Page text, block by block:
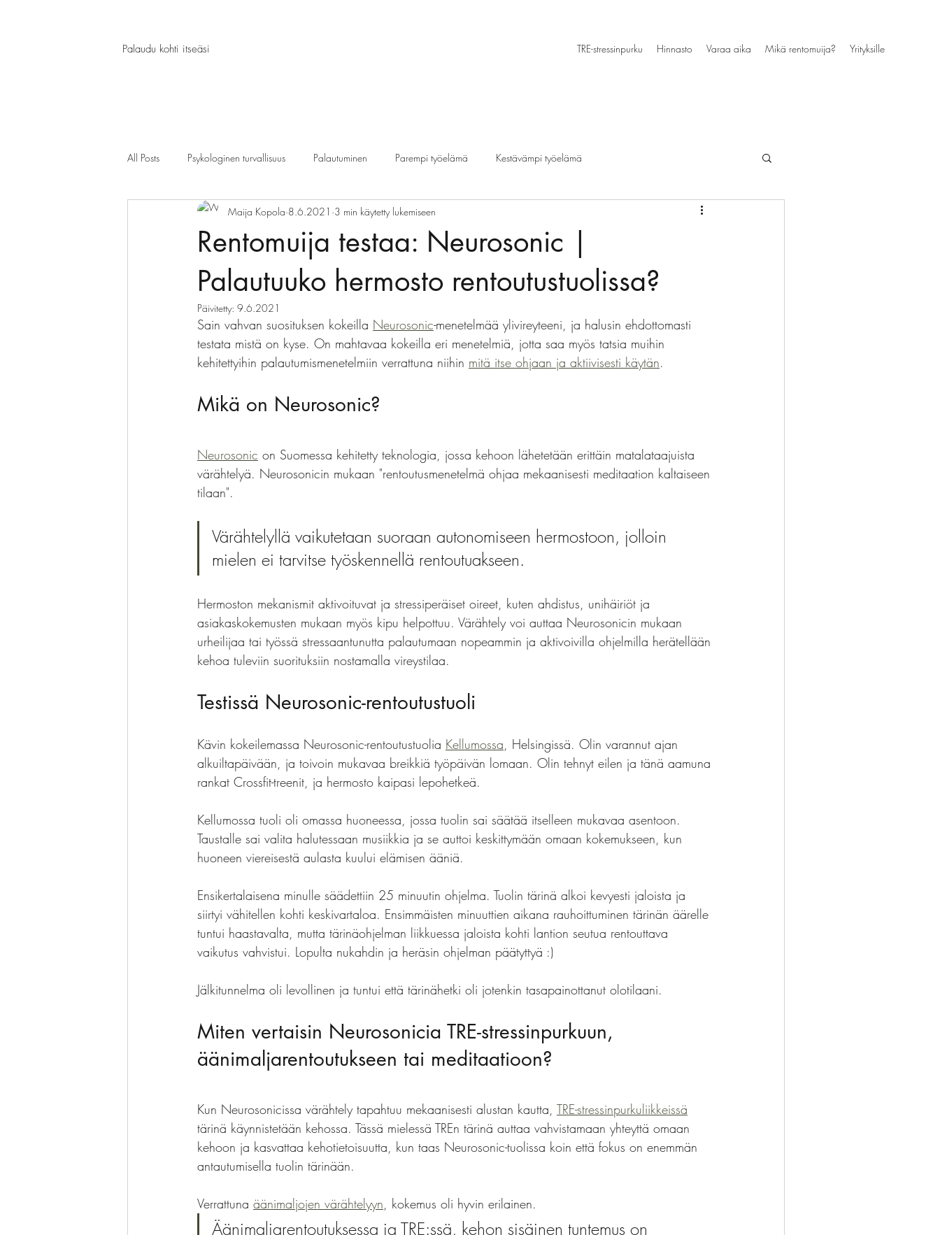
Palaudu kohti itseäsi TRE-stressinpurku Hinnasto Varaa aika Mikä rentomuija? Yrityksille
All Posts Psykologinen turvallisuus Palautuminen Parempi työelämä Kestävämpi työelämä
Rentomuija testaa: Neurosonic |
Palautuuko hermosto rentoutustuolissa?
Maija Kopola 8.6.2021 3 min käytetty lukemiseen
Päivitetty: 9.6.2021
Sain vahvan suosituksen kokeilla Neurosonic-menetelmää ylivireyteeni, ja halusin ehdottomasti
testata mistä on kyse. On mahtavaa kokeilla eri menetelmiä, jotta saa myös tatsia muihin
kehitettyihin palautumismenetelmiin verrattuna niihin mitä itse ohjaan ja aktiivisesti käytän.
Mikä on Neurosonic?
Neurosonic on Suomessa kehitetty teknologia, jossa kehoon lähetetään erittäin matalataajuista
värähtelyä. Neurosonicin mukaan "rentoutusmenetelmä ohjaa mekaanisesti meditaation kaltaiseen
tilaan".
Värähtelyllä vaikutetaan suoraan autonomiseen hermostoon, jolloin
mielen ei tarvitse työskennellä rentoutuakseen.
Hermoston mekanismit aktivoituvat ja stressiperäiset oireet, kuten ahdistus, unihäiriöt ja
asiakaskokemusten mukaan myös kipu helpottuu. Värähtely voi auttaa Neurosonicin mukaan
urheilijaa tai työssä stressaantunutta palautumaan nopeammin ja aktivoivilla ohjelmilla herätellään
kehoa tuleviin suorituksiin nostamalla vireystilaa.
Testissä Neurosonic-rentoutustuoli
Kävin kokeilemassa Neurosonic-rentoutustuolia Kellumossa, Helsingissä. Olin varannut ajan
alkuiltapäivään, ja toivoin mukavaa breikkiä työpäivän lomaan. Olin tehnyt eilen ja tänä aamuna
rankat Crossfit-treenit, ja hermosto kaipasi lepohetkeä.
Kellumossa tuoli oli omassa huoneessa, jossa tuolin sai säätää itselleen mukavaa asentoon.
Taustalle sai valita halutessaan musiikkia ja se auttoi keskittymään omaan kokemukseen, kun
huoneen viereisestä aulasta kuului elämisen ääniä.
Ensikertalaisena minulle säädettiin 25 minuutin ohjelma. Tuolin tärinä alkoi kevyesti jaloista ja
siirtyi vähitellen kohti keskivartaloa. Ensimmäisten minuuttien aikana rauhoittuminen tärinän äärelle
tuntui haastavalta, mutta tärinäohjelman liikkuessa jaloista kohti lantion seutua rentouttava
vaikutus vahvistui. Lopulta nukahdin ja heräsin ohjelman päätyttyä :)
Jälkitunnelma oli levollinen ja tuntui että tärinähetki oli jotenkin tasapainottanut olotilaani.
Miten vertaisin Neurosonicia TRE-stressinpurkuun,
äänimaljarentoutukseen tai meditaatioon?
Kun Neurosonicissa värähtely tapahtuu mekaanisesti alustan kautta, TRE-stressinpurkuliikkeissä
tärinä käynnistetään kehossa. Tässä mielessä TREn tärinä auttaa vahvistamaan yhteyttä omaan
kehoon ja kasvattaa kehotietoisuutta, kun taas Neurosonic-tuolissa koin että fokus on enemmän
antautumisella tuolin tärinään.
Verrattuna äänimaljojen värähtelyyn, kokemus oli hyvin erilainen.
Äänimaljarentoutuksessa ja TRE:ssä, kehon sisäinen tuntemus on